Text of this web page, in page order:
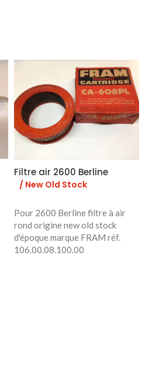
Filtre air 2600 Berline
/ New Old Stock
Pour 2600 Berline filtre à air
rond origine new old stock
d'époque marque FRAM réf.
106.00.08.100.00